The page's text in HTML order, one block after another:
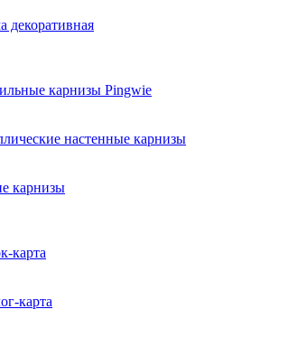
декоративная
карнизы Pingwie
настенные карнизы
карнизы
карта
карта